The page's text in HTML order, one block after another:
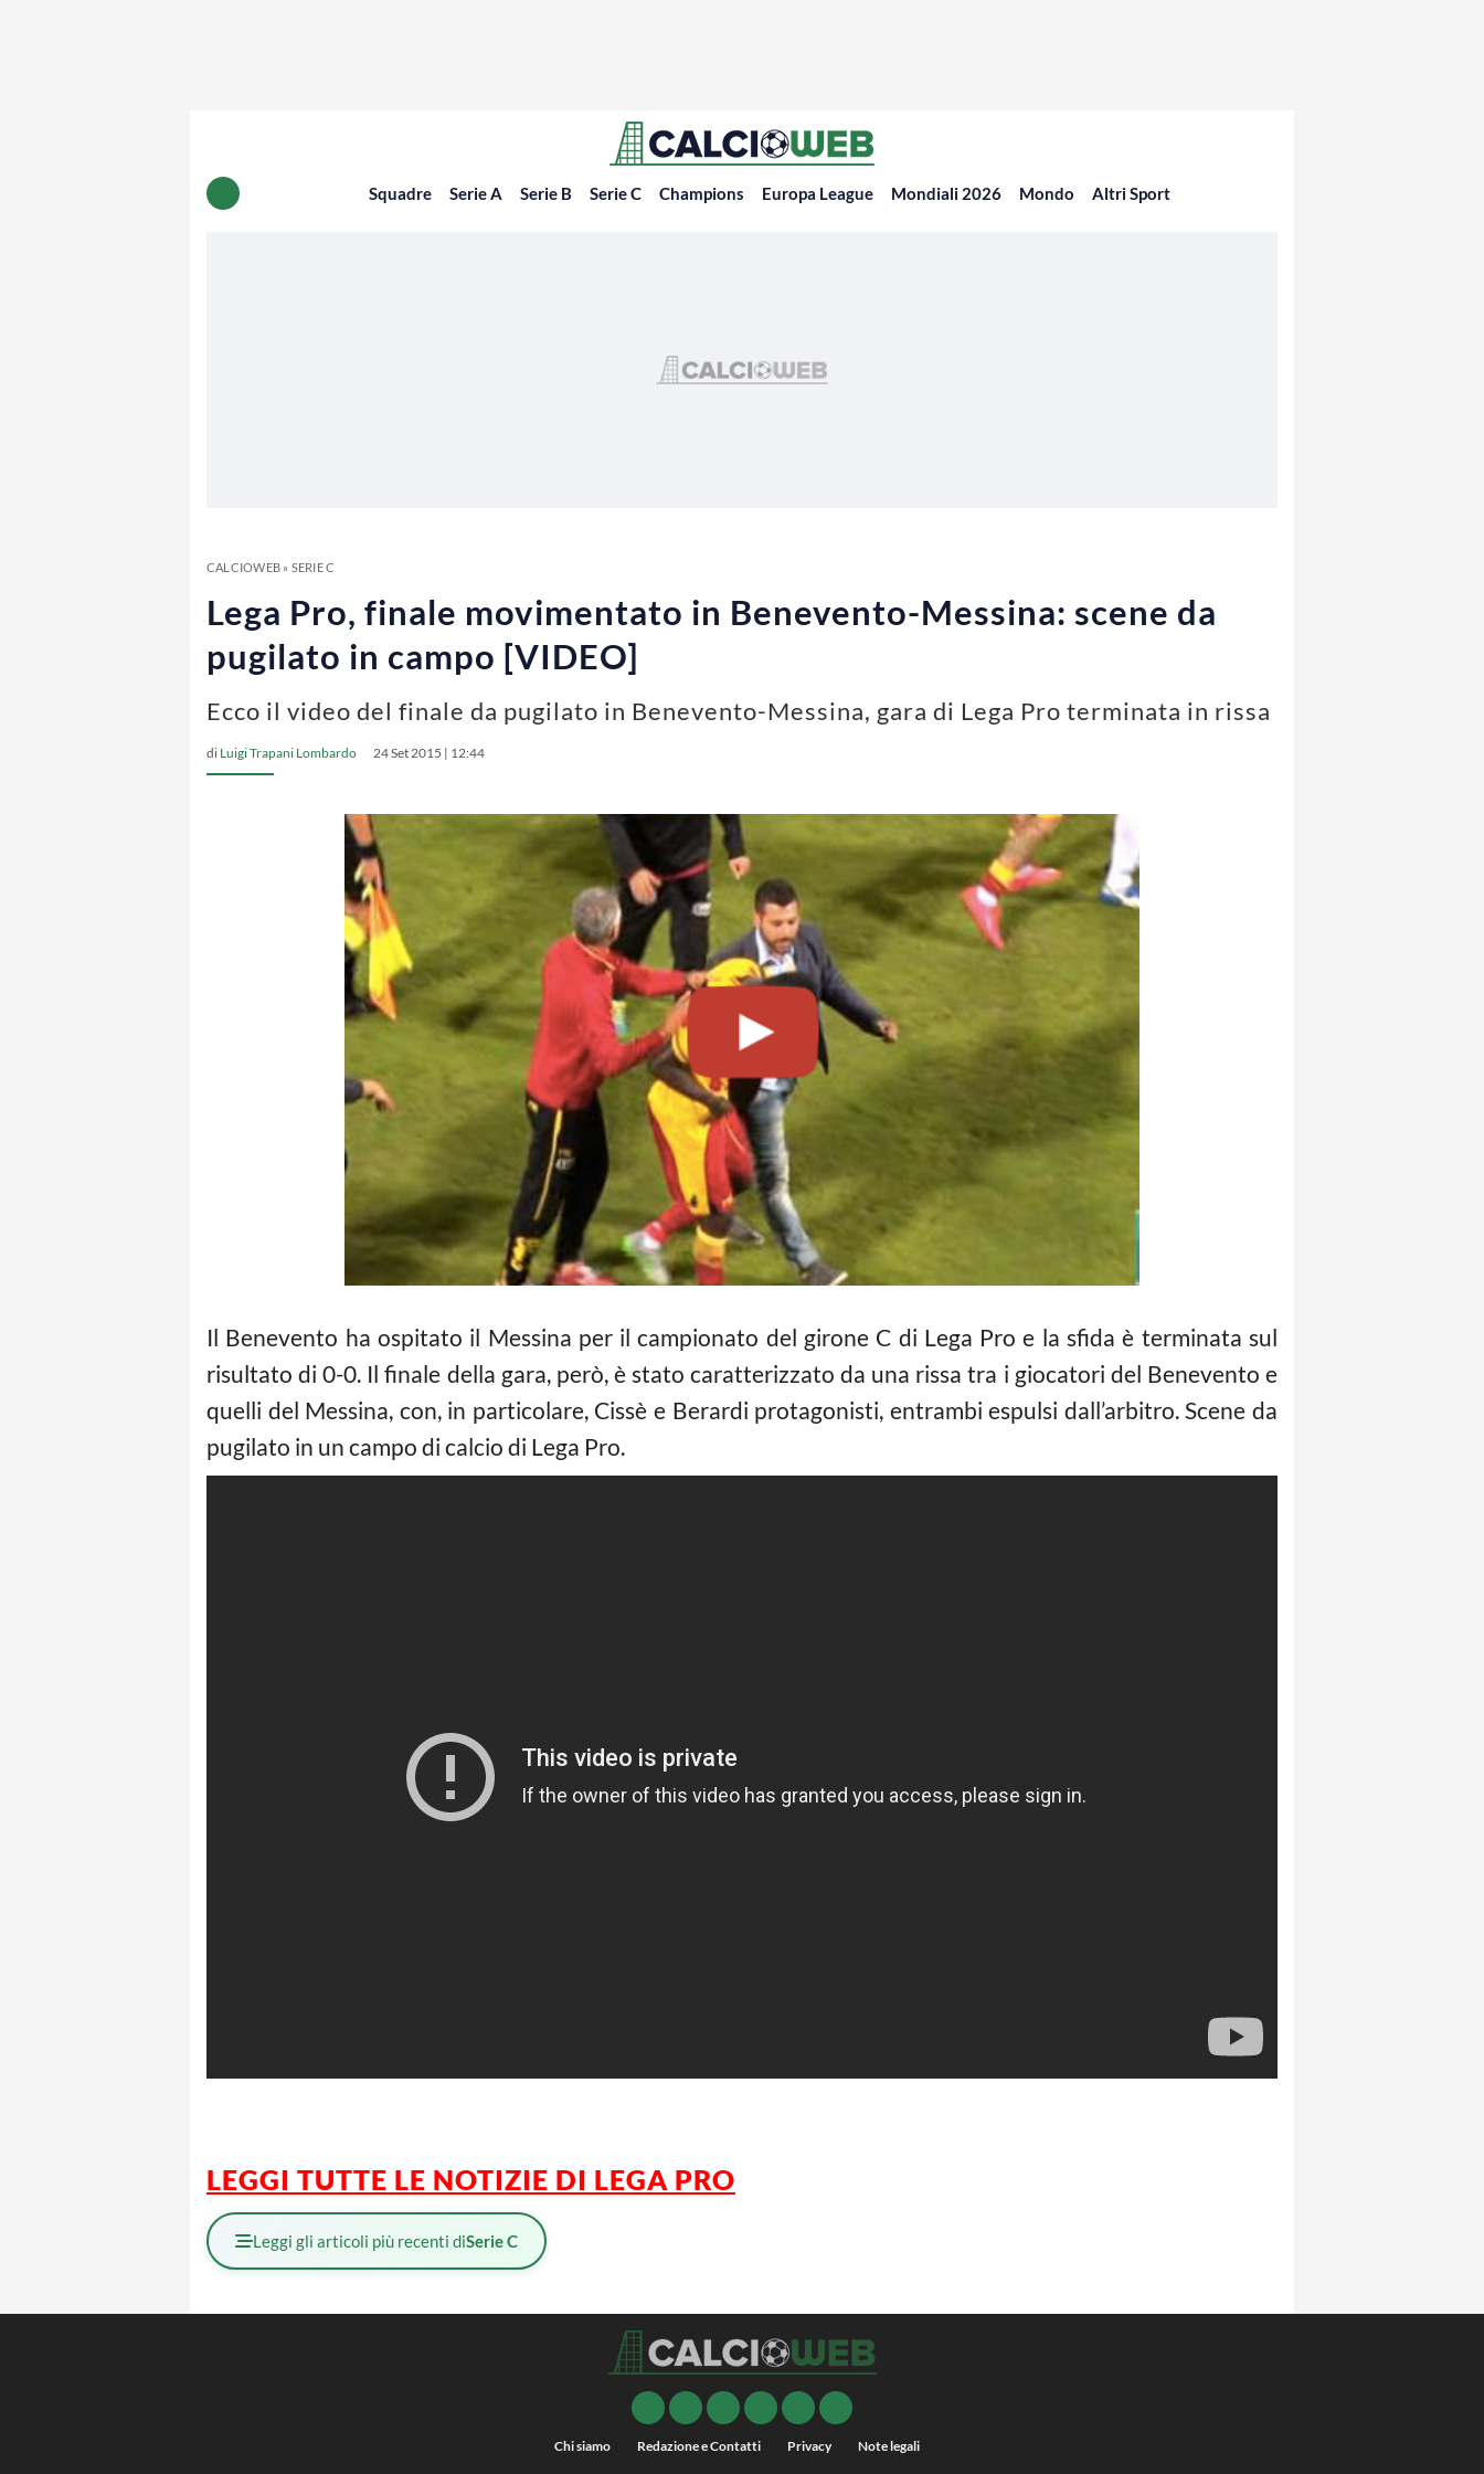
Squadre Serie A Serie B Serie C Champions Europa League Mondiali 2026 Mondo Altri Sport
CALCIOWEB» SERIE C
Lega Pro, finale movimentato in Benevento-Messina: scene da
pugilato in campo [VIDEO]
Ecco il video del finale da pugilato in Benevento-Messina, gara di Lega Pro terminata in rissa
di Luigi Trapani Lombardo 24 Set 2015 | 12:44
Il Benevento ha ospitato il Messina per il campionato del girone C di Lega Pro e la sfida è terminata sul
risultato di 0-0. Il finale della gara, però, è stato caratterizzato da una rissa tra i giocatori del Benevento e
quelli del Messina, con, in particolare, Cissè e Berardi protagonisti, entrambi espulsi dall’arbitro. Scene da
pugilato in un campo di calcio di Lega Pro.
LEGGI TUTTE LE NOTIZIE DI LEGA PRO
Leggi gli articoli più recenti diSerie C
Chi siamo Redazione e Contatti Privacy Note legali